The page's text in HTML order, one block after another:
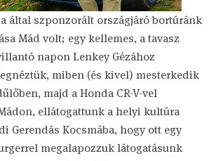
által szponzorált országjáró bortúránk
Mád volt; egy kellemes, a tavasz
napon Lenkey Gézához
miben (és kivel) mesterkedik
majd a Honda CR-V-vel
ellátogattunk a helyi kultúra
Gerendás Kocsmába, hogy ott egy
megalapozzuk látogatásunk